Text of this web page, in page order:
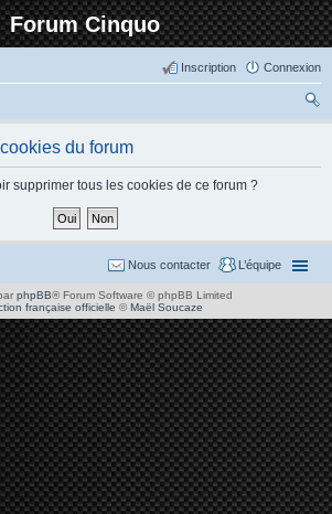
Forum Cinquo
Connexion
Inscription
du forum
supprimer tous les cookies de ce forum ?
L’équipe
Nous contacter
phpBB® Forum Software © phpBB Limited
française officielle ©Maël Soucaze